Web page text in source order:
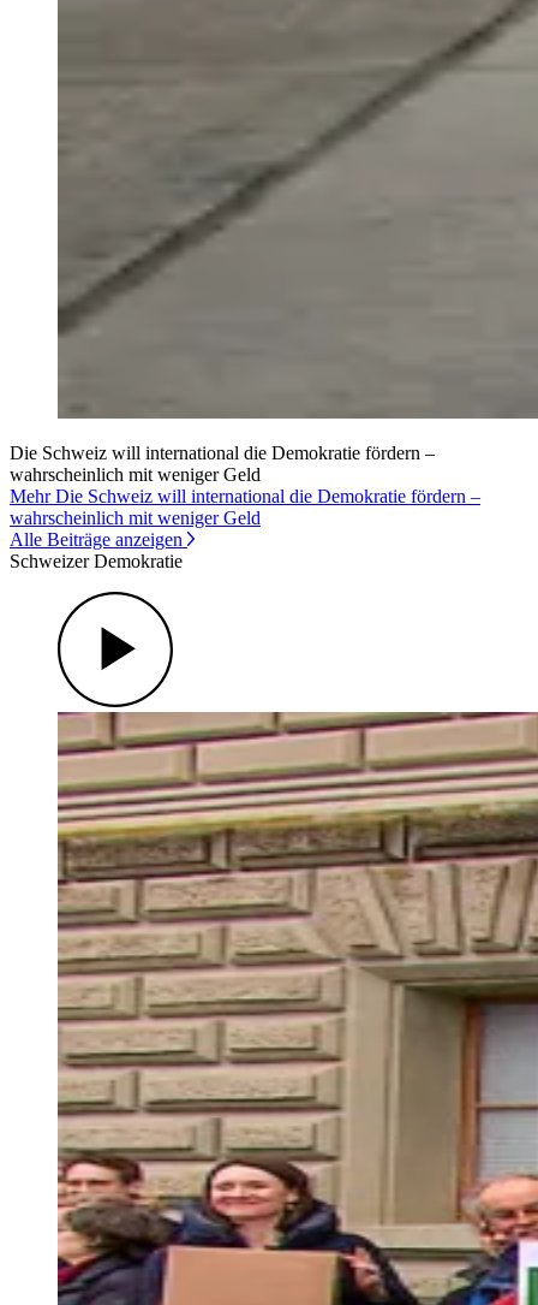
Die Schweiz will international die Demokratie fördern –
wahrscheinlich mit weniger Geld
Mehr Die Schweiz will international die Demokratie fördern –
wahrscheinlich mit weniger Geld
Alle Beiträge anzeigen
Schweizer Demokratie